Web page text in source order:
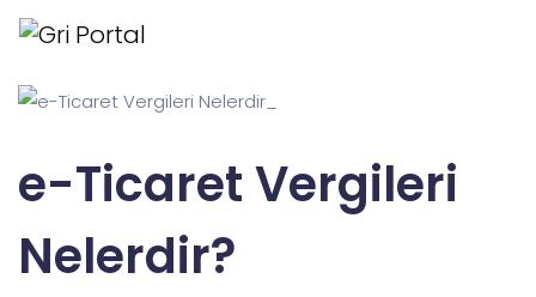
e-Ticaret Vergileri
Nelerdir?